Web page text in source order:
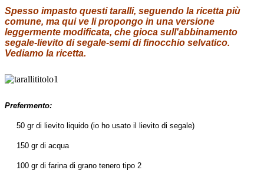
Spesso impasto questi taralli, seguendo la ricetta più
comune, ma qui ve li propongo in una versione
leggermente modificata, che gioca sull'abbinamento
segale-lievito di segale-semi di finocchio selvatico.
Vediamo la ricetta.
Prefermento:
gr di lievito liquido (io ho usato il lievito di segale)
gr di acqua
gr di farina di grano tenero tipo 2